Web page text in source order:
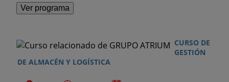
Ver programa
CURSO DE
GESTIÓN
DE ALMACÉN Y LOGÍSTICA